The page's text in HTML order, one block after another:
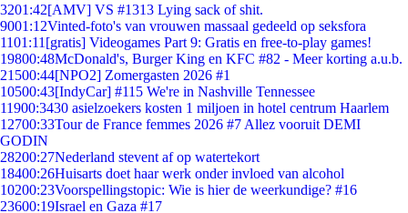
3201:42[AMV] VS #1313 Lying sack of shit.
9001:12Vinted-foto's van vrouwen massaal gedeeld op seksfora
1101:11 [gratis] Videogames Part 9: Gratis en free-to-play games!
19800:48McDonald's, Burger King en KFC #82 - Meer korting a.u.b.
21500:44[NPO2] Zomergasten 2026 #1
10500:43[IndyCar] #115 We're in Nashville Tennessee
11900:3430 asielzoekers kosten 1 miljoen in hotel centrum Haarlem
12700:33Tour de France femmes 2026 #7 Allez vooruit DEMI
GODIN
28200:27Nederland stevent af op watertekort
18400:26Huisarts doet haar werk onder invloed van alcohol
10200:23Voorspellingstopic: Wie is hier de weerkundige? #16
23600:19Israel en Gaza #17